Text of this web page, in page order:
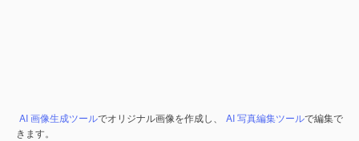
AI 画像生成ツールでオリジナル画像を作成し、 AI 写真編集ツールで編集で
きます。